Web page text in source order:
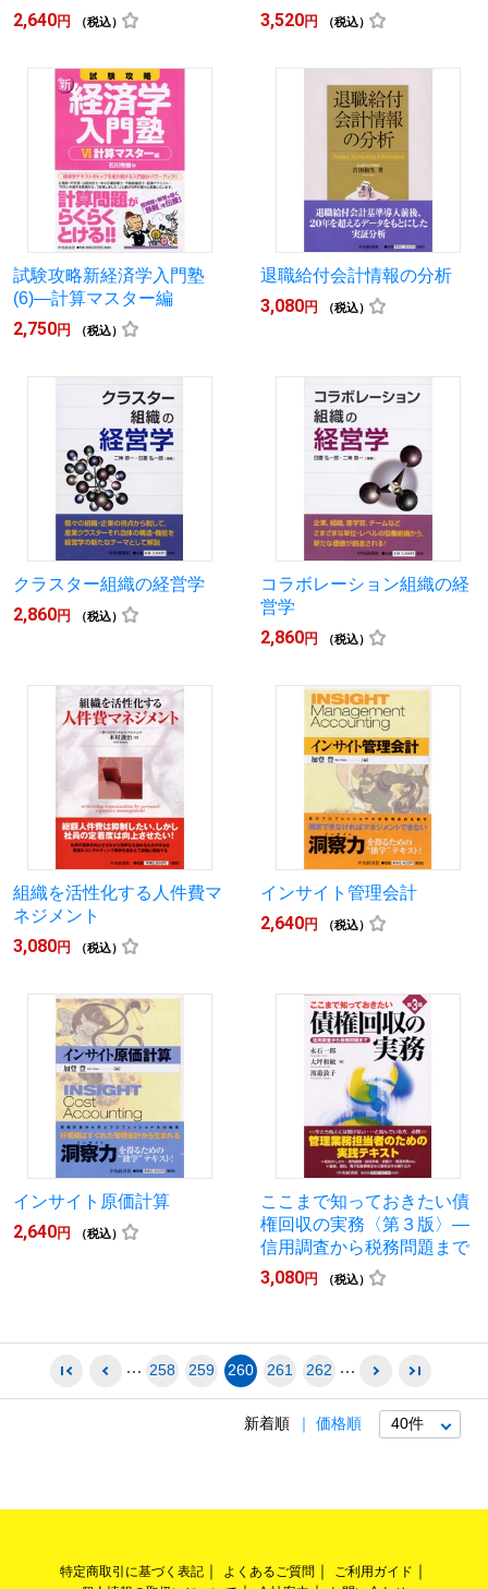
2,640円 （税込） 3,520円 （税込）
試験攻略新経済学入門塾
(6)―計算マスター編
2,750円 （税込）
退職給付会計情報の分析
3,080円 （税込）
クラスター組織の経営学
2,860円 （税込）
コラボレーション組織の経
営学
2,860円 （税込）
組織を活性化する人件費マ
ネジメント
3,080円 （税込）
インサイト管理会計
2,640円 （税込）
インサイト原価計算
2,640円 （税込）
ここまで知っておきたい債
権回収の実務〈第３版〉―
信用調査から税務問題まで
3,080円 （税込）
258 259 260 261 262
新着順 価格順
特定商取引に基づく表記 よくあるご質問
ご利用ガイド